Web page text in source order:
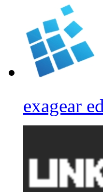
exagear